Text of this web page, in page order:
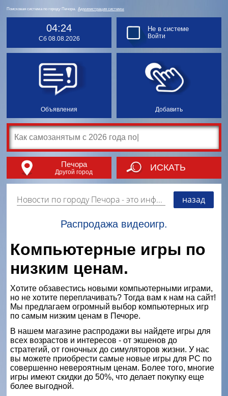
Поисковая система по городу Печора. Администрация системы
04:24
Сб 08.08.2026
Объявления Добавить
Не в системе
Войти
Печора
Другой город ИСКАТЬ
Новости по городу Печора- это информация о событиях, мероприятиях и торгово-коммерческой деятельности города. Страницу наполняют платные и бесплатные объявления, имеющие функцию "поднятия вверх списка". назад
Распродажа видеоигр.
Компьютерные игры по
низким ценам.
Хотите обзавестись новыми компьютерными играми,
но не хотите переплачивать? Тогда вам к нам на сайт!
Мы предлагаем огромный выбор компьютерных игр
по самым низким ценам в Печоре.
В нашем магазине распродажи вы найдете игры для
всех возрастов и интересов - от экшенов до
стратегий, от гоночных до симуляторов жизни. У нас
вы можете приобрести самые новые игры для PC по
совершенно невероятным ценам. Более того, многие
игры имеют скидки до 50%, что делает покупку еще
более выгодной.